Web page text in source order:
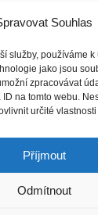
Souhlas
služby, používáme
jako jsou
zpracovávat
na tomto webu.
určité
Příjmout
Odmítnout